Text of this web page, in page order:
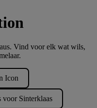
Vind voor elk wat wils,
Icon
voor Sinterklaas